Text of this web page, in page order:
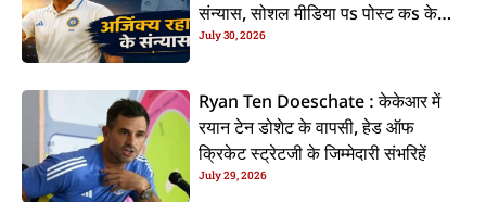
संन्यास, सोशल मीडिया पs पोस्ट कs के
कइलें एलान
July 30, 2026
Ryan Ten Doeschate : केकेआर में
रयान टेन डोशेट के वापसी, हेड ऑफ
क्रिकेट स्ट्रेटजी के जिम्मेदारी संभरिहें
July 29, 2026